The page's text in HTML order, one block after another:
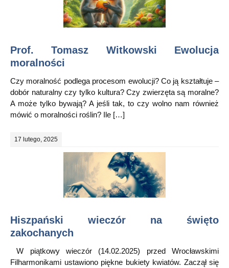
Prof. Tomasz Witkowski Ewolucja
moralności
Czy moralność podlega procesom ewolucji? Co ją kształtuje –
dobór naturalny czy tylko kultura? Czy zwierzęta są moralne?
A może tylko bywają? A jeśli tak, to czy wolno nam również
mówić o moralności roślin? Ile […]
17 lutego, 2025
Hiszpański wieczór na święto
zakochanych
W piątkowy wieczór (14.02.2025) przed Wrocławskimi
Filharmonikami ustawiono piękne bukiety kwiatów. Zaczął się